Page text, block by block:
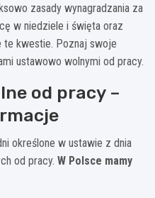
zasady wynagradzania za
w niedziele i święta oraz
te kwestie. Poznaj swoje
ustawowo wolnymi od pracy.
od pracy –
określone w ustawie z dnia
od pracy. W Polsce mamy